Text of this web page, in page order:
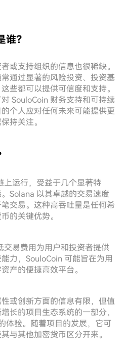
？
或支持组织的信息也很稀缺。
通过显著的风险投资、投资基
些都可以提供可信度和支持。
SouloCoin 财务支持和可持续
个人应对任何未来可能提供更
持关注。
上运行，受益于几个显著特
Solana 以其卓越的交易速度
交易。这种高吞吐量是任何希
的关键优势。
交易费用为用户和投资者提供
力，SouloCoin 可能旨在为用
产的便捷高效平台。
或创新方面的信息有限，但值
长的项目生态系统的一部分，
体验。随着项目的发展，它可
与其他加密货币区分开来。